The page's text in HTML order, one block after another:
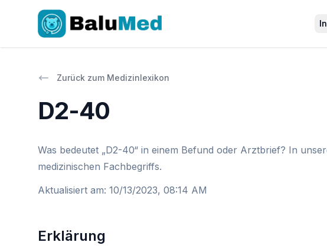
Zurück zum Medizinlexikon
D2-40
Was bedeutet „D2-40“ in einem Befund oder Arztbrief? In
medizinischen Fachbegriffs.
Aktualisiert am: 10/13/2023, 08:14 AM
Erklärung